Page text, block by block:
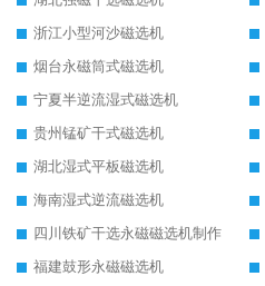
浙江小型河沙磁选机
烟台永磁筒式磁选机
宁夏半逆流湿式磁选机
贵州锰矿干式磁选机
湖北湿式平板磁选机
海南湿式逆流磁选机
四川铁矿干选永磁磁选机制作
福建鼓形永磁磁选机